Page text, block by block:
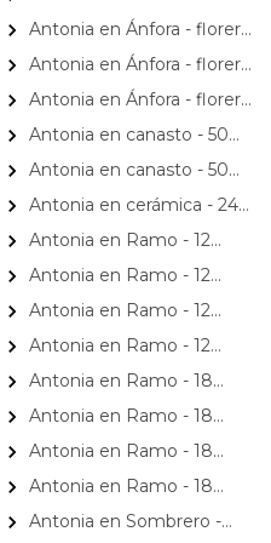
hypericum
con 18 rosas rosado e
hypericum
Antonia en Ánfora - florero
con 9 rosas blanco e
hypericum
Antonia en Ánfora - florero
con 9 rosas lila e hypericum
Antonia en Ánfora - florero
con 9 rosas rojo e hypericum
Antonia en canasto - 50
rosas ecuatoriana blanco e
hypericum
Antonia en canasto - 50
rosas rojo y blanco e
hypericum
Antonia en cerámica - 24
rosas ecuatorianas rojo e
hypericum
Antonia en Ramo - 12
rosas ecuatorianas amarillo e
hypericum
Antonia en Ramo - 12
rosas ecuatorianas damasco
e hypericum
Antonia en Ramo - 12
rosas ecuatorianas lila e
hypericum
Antonia en Ramo - 12
rosas ecuatorianas rosado e
hypericum
Antonia en Ramo - 18
rosas ecuatorianas amarillo e
hypericum
Antonia en Ramo - 18
rosas ecuatorianas damasco
e hypericum
Antonia en Ramo - 18
rosas ecuatorianas naranjo e
hypericum
Antonia en Ramo - 18
rosas ecuatorianas rosado e
hypericum
Antonia en Sombrero -